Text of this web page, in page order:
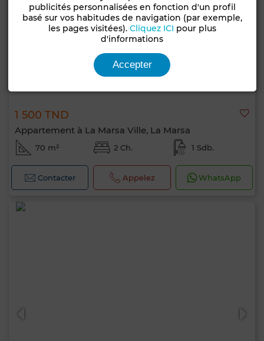
1 500 TND
Appartement à La Marsa Ville, La Marsa
70 m² 2 Ch. 1 Sdb.
Contacter Appelez WhatsApp
publicités personnalisées en fonction d'un profil
basé sur vos habitudes de navigation (par exemple,
les pages visitées). Cliquez ICI pour plus
d'informations
Accepter